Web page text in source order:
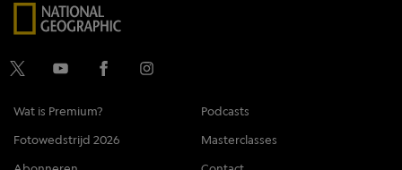
Wat is Premium?
Podcasts
Fotowedstrijd 2026
Masterclasses